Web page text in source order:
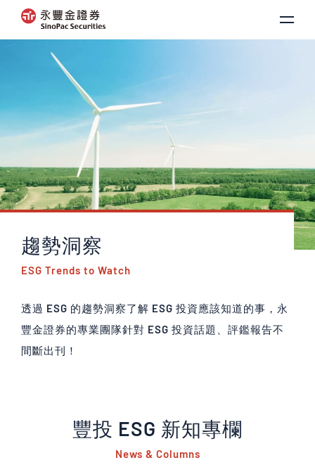
趨勢洞察
ESG Trends to Watch
透過 ESG 的趨勢洞察了解 ESG 投資應該知道的事，永
豐金證券的專業團隊針對 ESG 投資話題、評鑑報告不
間斷出刊！
豐投 ESG 新知專欄
News & Columns